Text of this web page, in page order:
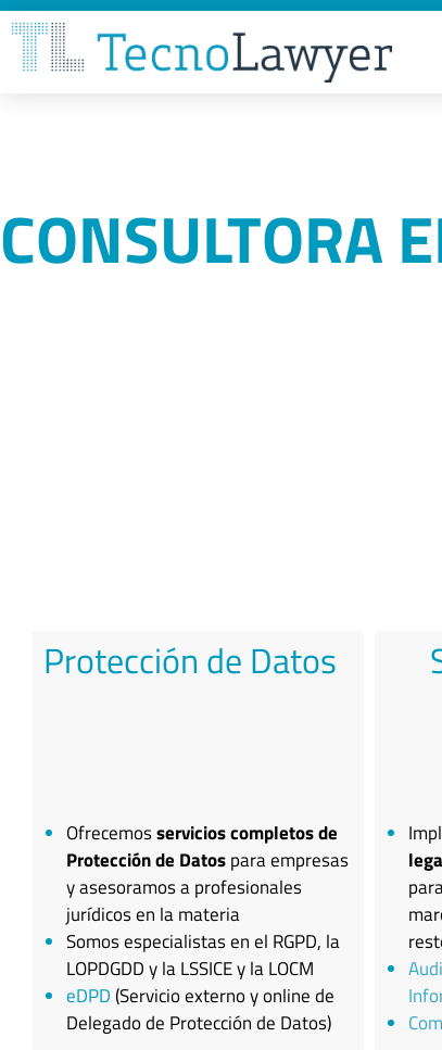
CONSULTORA
Protección de Datos
Ofrecemosservicios completos de
Protección de Datospara empresas
y asesoramos a profesionales
jurídicos en la materia
Somos especialistas en el RGPD, la
LOPDGDD y la LSSICE y la LOCM
eDPD(Servicio externo y online de
Delegado de Protección de Datos)